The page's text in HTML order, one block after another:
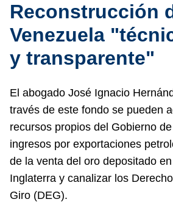
Reconstrucción
Venezuela
y transparente"
El abogado José Ignacio
través de este fondo se pueden
recursos propios del Gobierno
ingresos por exportaciones
de la venta del oro depositado
Inglaterra y canalizar los
Giro (DEG).